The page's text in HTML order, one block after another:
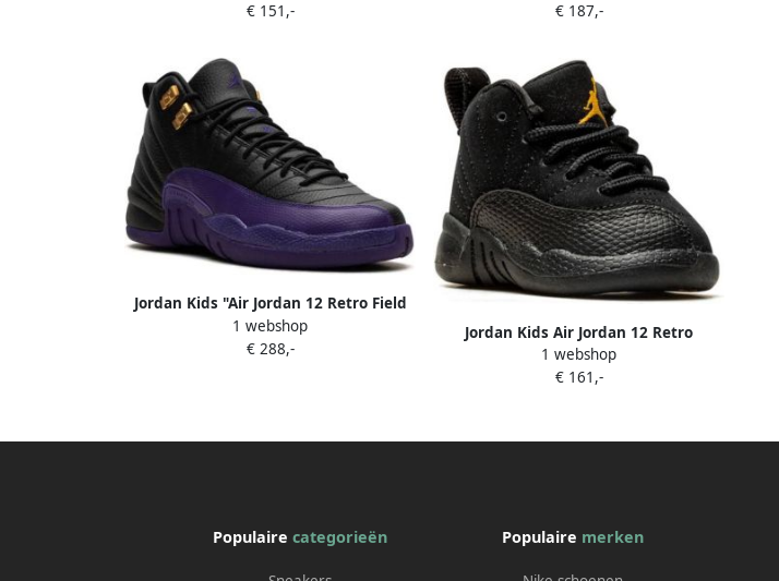
Metallic Silver
€ 151,-
€ 187,-
Jordan Kids "Air Jordan 12 Retro Field
Purple sneakers" Zwart
1 webshop
€ 288,-
Jordan Kids Air Jordan 12 Retro
sneakers Zwart
1 webshop
€ 161,-
Populairecategorieën Populaire merken